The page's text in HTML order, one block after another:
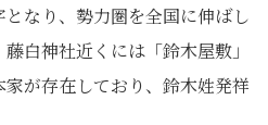
なり、勢力圏を全国に伸ばし
白神社近くには「鈴木屋敷」
が存在しており、鈴木姓発祥